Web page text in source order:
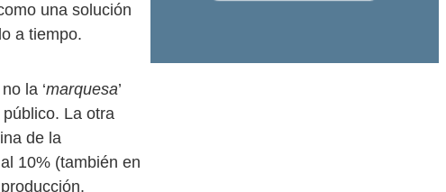
una solución
a tiempo.
la ‘marquesa’
La otra
de la
10% (también en